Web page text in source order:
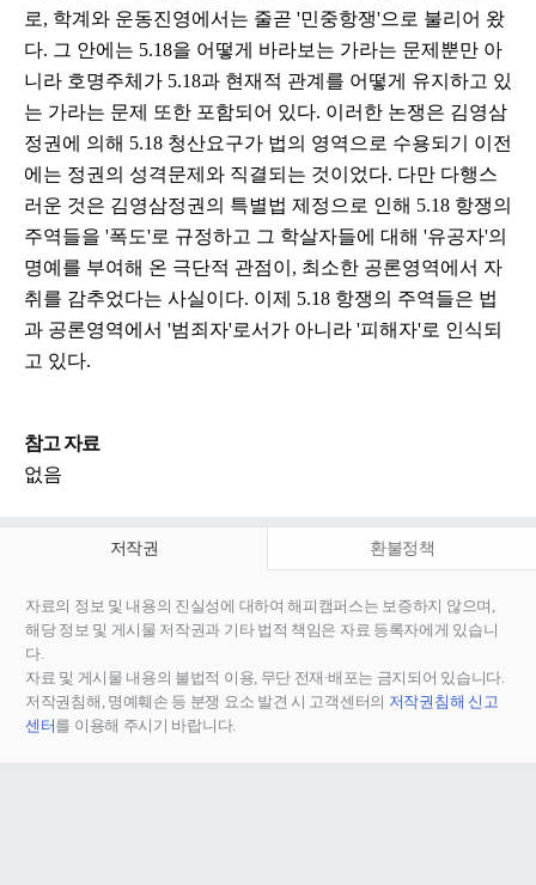
로, 학계와 운동진영에서는 줄곧 '민중항쟁'으로 불리어 왔
다. 그 안에는 5.18을 어떻게 바라보는 가라는 문제뿐만 아
니라 호명주체가 5.18과 현재적 관계를 어떻게 유지하고 있
는 가라는 문제 또한 포함되어 있다. 이러한 논쟁은 김영삼
정권에 의해 5.18 청산요구가 법의 영역으로 수용되기 이전
에는 정권의 성격문제와 직결되는 것이었다. 다만 다행스
러운 것은 김영삼정권의 특별법 제정으로 인해 5.18 항쟁의
주역들을 '폭도'로 규정하고 그 학살자들에 대해 '유공자'의
명예를 부여해 온 극단적 관점이, 최소한 공론영역에서 자
취를 감추었다는 사실이다. 이제 5.18 항쟁의 주역들은 법
과 공론영역에서 '범죄자'로서가 아니라 '피해자'로 인식되
고 있다.
참고 자료
없음
저작권 환불정책
자료의 정보 및 내용의 진실성에 대하여 해피캠퍼스는 보증하지 않으며,
해당 정보 및 게시물 저작권과 기타 법적 책임은 자료 등록자에게 있습니
다.
자료 및 게시물 내용의 불법적 이용, 무단 전재∙배포는 금지되어 있습니다.
저작권침해, 명예훼손 등 분쟁 요소 발견 시 고객센터의 저작권침해 신고
센터를 이용해 주시기 바랍니다.